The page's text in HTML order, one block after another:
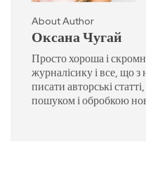
About Author
Оксана Чугай
Просто хороша і
журналісику і все, що
писати авторські
пошуком і обробкою